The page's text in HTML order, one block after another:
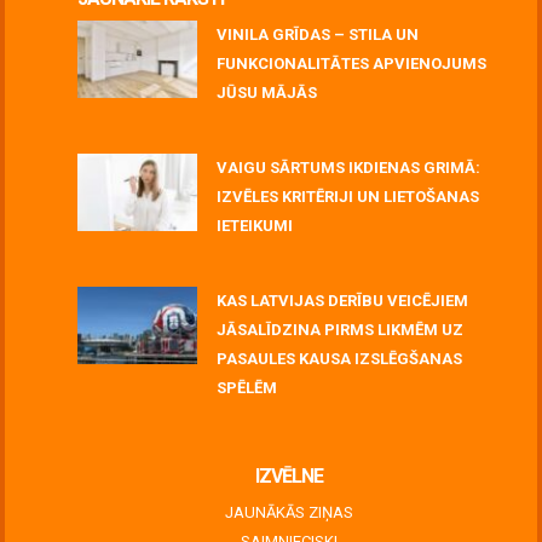
VINILA GRĪDAS – STILA UN
FUNKCIONALITĀTES APVIENOJUMS
JŪSU MĀJĀS
VAIGU SĀRTUMS IKDIENAS GRIMĀ:
IZVĒLES KRITĒRIJI UN LIETOŠANAS
IETEIKUMI
KAS LATVIJAS DERĪBU VEICĒJIEM
JĀSALĪDZINA PIRMS LIKMĒM UZ
PASAULES KAUSA IZSLĒGŠANAS
SPĒLĒM
IZVĒLNE
JAUNĀKĀS ZIŅAS